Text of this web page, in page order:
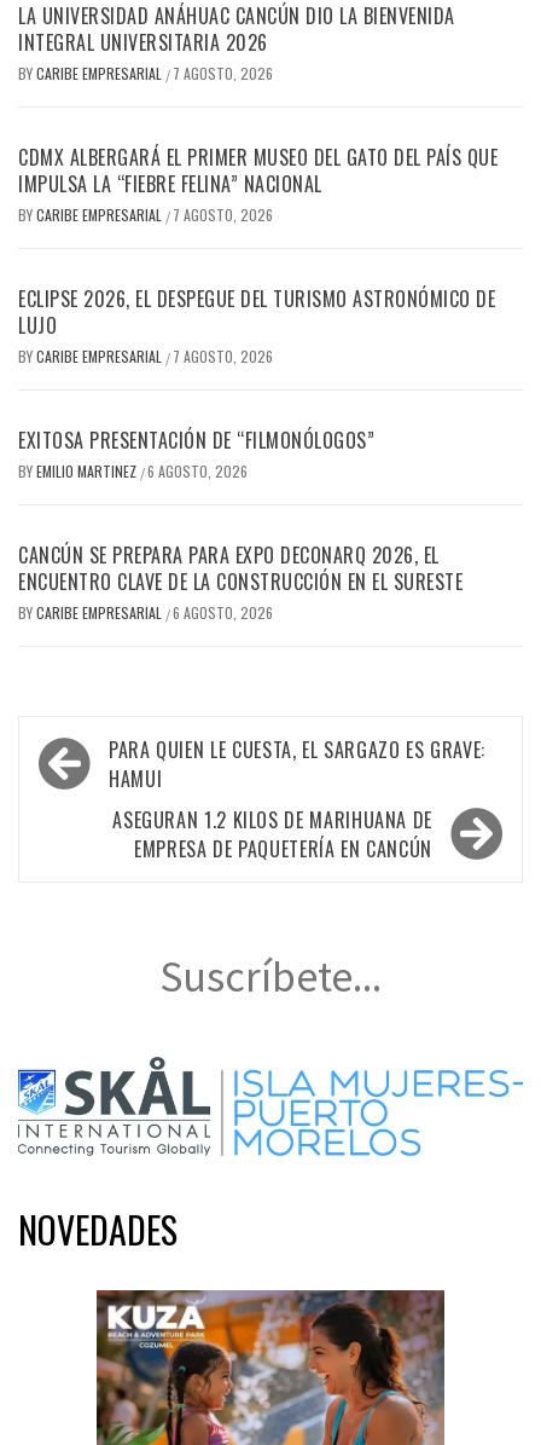
LA UNIVERSIDAD ANÁHUAC CANCÚN DIO LA BIENVENIDA
INTEGRAL UNIVERSITARIA 2026
BYCARIBE EMPRESARIAL / 7 AGOSTO, 2026
CDMX ALBERGARÁ EL PRIMER MUSEO DEL GATO DEL PAÍS QUE
IMPULSA LA “FIEBRE FELINA” NACIONAL
BYCARIBE EMPRESARIAL / 7 AGOSTO, 2026
ECLIPSE 2026, EL DESPEGUE DEL TURISMO ASTRONÓMICO DE
LUJO
BYCARIBE EMPRESARIAL / 7 AGOSTO, 2026
EXITOSA PRESENTACIÓN DE “FILMONÓLOGOS”
BYEMILIO MARTINEZ /6 AGOSTO, 2026
CANCÚN SE PREPARA PARA EXPO DECONARQ 2026, EL
ENCUENTRO CLAVE DE LA CONSTRUCCIÓN EN EL SURESTE
BYCARIBE EMPRESARIAL /6 AGOSTO, 2026
Navegación
de
entradas
PARA QUIEN LE CUESTA, EL SARGAZO ES GRAVE:
HAMUI
ASEGURAN 1.2 KILOS DE MARIHUANA DE
EMPRESA DE PAQUETERÍA EN CANCÚN
Suscríbete...
NOVEDADES